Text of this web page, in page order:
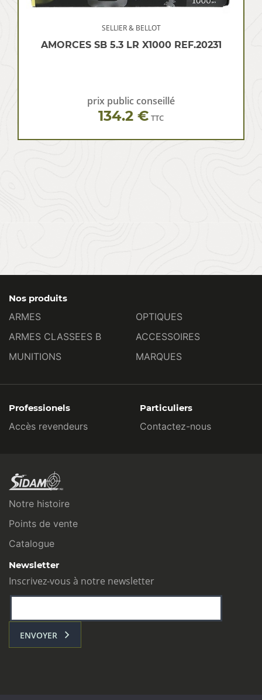
SELLIER & BELLOT
AMORCES SB 5.3 LR X1000 REF.20231
prix public conseillé
134.2 € TTC
Nos produits
ARMES
ARMES CLASSEES B
MUNITIONS
OPTIQUES
ACCESSOIRES
MARQUES
Professionels
Accès revendeurs
Particuliers
Contactez-nous
Notre histoire
Points de vente
Catalogue
Newsletter
Inscrivez-vous à notre newsletter
ENVOYER